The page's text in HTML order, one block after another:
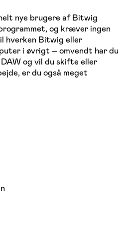
nye brugere af Bitwig
og kræver ingen
hverken Bitwig eller
i øvrigt – omvendt har du
og vil du skifte eller
er du også meget